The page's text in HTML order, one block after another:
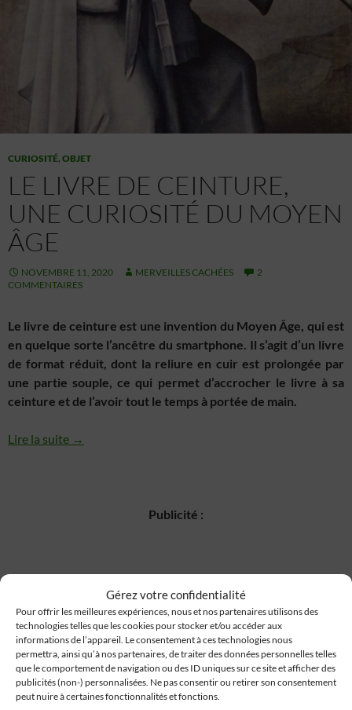
Gérez votre confidentialité
Pour offrir les meilleures expériences, nous et nos partenaires utilisons des
technologies telles que les cookies pour stocker et/ou accéder aux
informations de l’appareil. Le consentement à ces technologies nous
permettra, ainsi qu’à nos partenaires, de traiter des données personnelles telles
que le comportement de navigation ou des ID uniques sur ce site et afficher des
publicités (non-) personnalisées. Ne pas consentir ou retirer son consentement
peut nuire à certaines fonctionnalités et fonctions.
CURIOSITÉ, OBJET
LE LIVRE DE CEINTURE,
UNE CURIOSITÉ DU MOYEN
ÂGE
NOVEMBRE 11, 2020 MERVEILLES CACHÉES
2
COMMENTAIRES
Le livre de ceinture est une invention du Moyen Âge, qui est
en quelque sorte l’ancêtre du smartphone. Il s’agit d’un livre
de format réduit, dont la reliure en cuir est prolongée par
une partie souple, ce qui permet d’accrocher le livre à sa
ceinture et de l’avoir tout le temps à portée de main.
Lire la suite →
Publicité :